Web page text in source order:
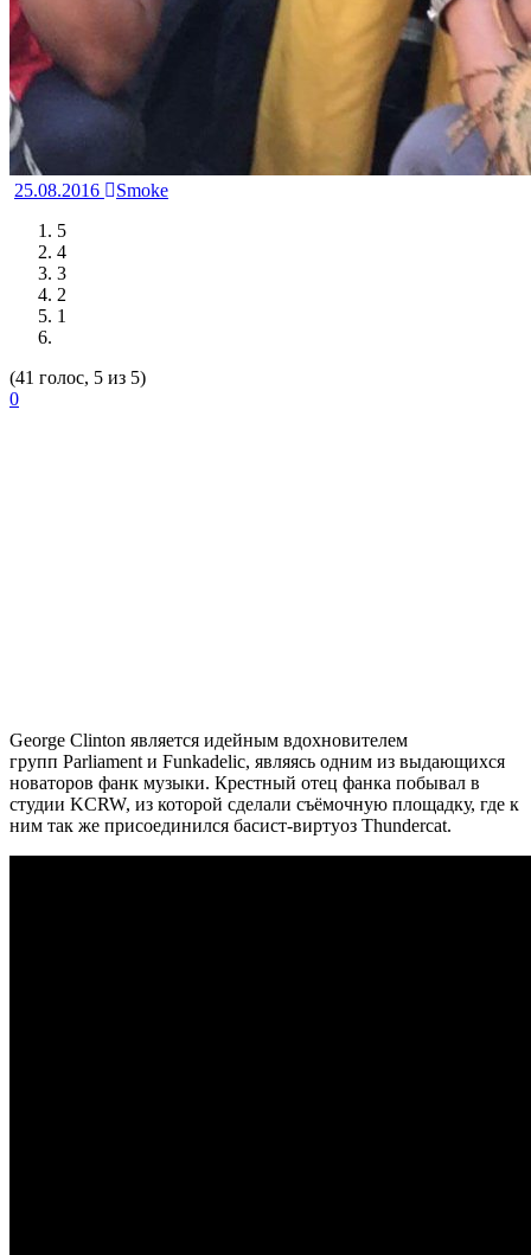
25.08.2016
Smoke
5
4
3
2
1
(41 голос, 5 из 5)
0
George Clinton является идейным вдохновителем
групп Parliament и Funkadelic, являясь одним из выдающихся
новаторов фанк музыки. Крестный отец фанка побывал в
студии KCRW, из которой сделали съёмочную площадку, где к
ним так же присоединился басист-виртуоз Thundercat.